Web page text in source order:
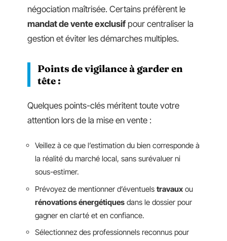
négociation maîtrisée. Certains préfèrent le
mandat de vente exclusif pour centraliser la
gestion et éviter les démarches multiples.
Points de vigilance à garder en
tête :
Quelques points-clés méritent toute votre
attention lors de la mise en vente :
Veillez à ce que l’estimation du bien corresponde à
la réalité du marché local, sans surévaluer ni
sous-estimer.
Prévoyez de mentionner d’éventuels travaux ou
rénovations énergétiques dans le dossier pour
gagner en clarté et en confiance.
Sélectionnez des professionnels reconnus pour